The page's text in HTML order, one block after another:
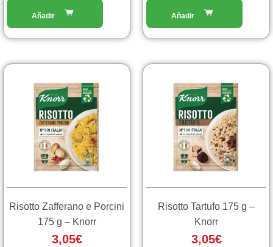
Risotto Zafferano e Porcini
175 g – Knorr
3,05€
Risotto Tartufo 175 g –
Knorr
3,05€